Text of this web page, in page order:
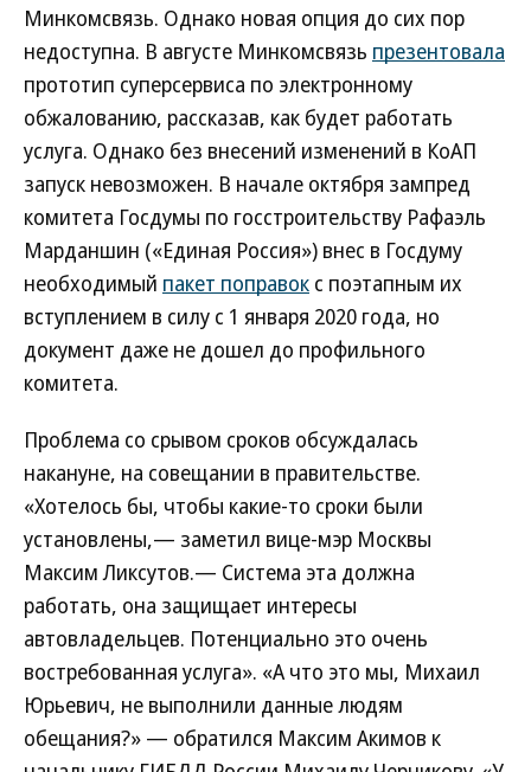
Минкомсвязь. Однако новая опция до сих пор
недоступна. В августе Минкомсвязь презентовала
прототип суперсервиса по электронному
обжалованию, рассказав, как будет работать
услуга. Однако без внесений изменений в КоАП
запуск невозможен. В начале октября зампред
комитета Госдумы по госстроительству Рафаэль
Марданшин («Единая Россия») внес в Госдуму
необходимый пакет поправок с поэтапным их
вступлением в силу с 1 января 2020 года, но
документ даже не дошел до профильного
комитета.
Проблема со срывом сроков обсуждалась
накануне, на совещании в правительстве.
«Хотелось бы, чтобы какие-то сроки были
установлены,— заметил вице-мэр Москвы
Максим Ликсутов.— Система эта должна
работать, она защищает интересы
автовладельцев. Потенциально это очень
востребованная услуга». «А что это мы, Михаил
Юрьевич, не выполнили данные людям
обещания?» — обратился Максим Акимов к